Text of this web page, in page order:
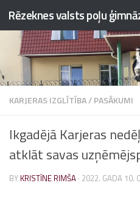
Skip to content
Rēzeknes valsts poļu
KARJERAS IZGLĪTĪBA/PASĀKUMI
Ikgadējā Karjeras
atklāt savas
BY KRISTĪNE RIMŠA · 2022. GADA 10.